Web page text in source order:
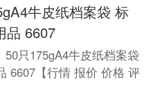
牛皮纸档案袋 标
品 6607
50只175gA4牛皮纸档案袋
6607【行情 报价 价格 评